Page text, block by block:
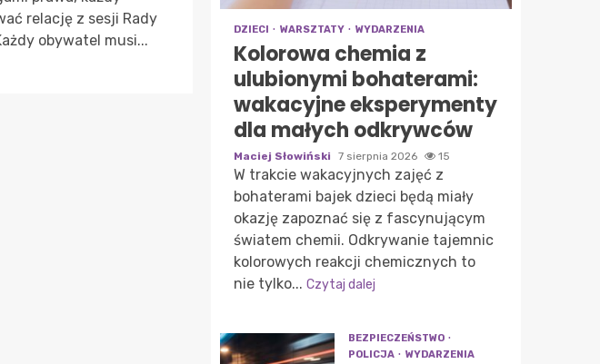
relację z sesji Rady
obywatel musi...
DZIECI WARSZTATY WYDARZENIA
Kolorowa chemia z
ulubionymi bohaterami:
wakacyjne eksperymenty
dla małych odkrywców
Maciej Słowiński 7 sierpnia 2026 15
W trakcie wakacyjnych zajęć z
bohaterami bajek dzieci będą miały
okazję zapoznać się z fascynującym
światem chemii. Odkrywanie tajemnic
kolorowych reakcji chemicznych to
nie tylko... Czytaj dalej
BEZPIECZEŃSTWO
POLICJA
WYDARZENIA